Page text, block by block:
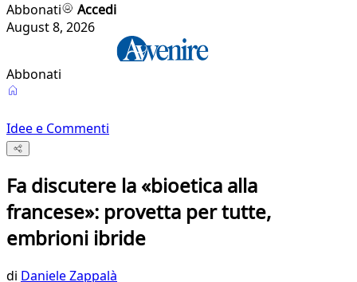
Abbonati
Accedi
August 8, 2026
Abbonati
Idee e Commenti
Fa discutere la «bioetica alla
francese»: provetta per tutte,
embrioni ibride
di Daniele Zappalà